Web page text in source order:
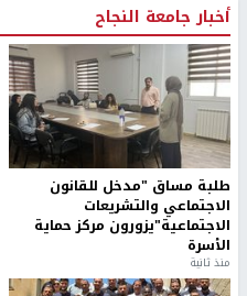
أخبار جامعة النجاح
طلبة مساق "مدخل للقانون
الاجتماعي والتشريعات
الاجتماعية"يزورون مركز حماية
الأسرة
منذ ثانية